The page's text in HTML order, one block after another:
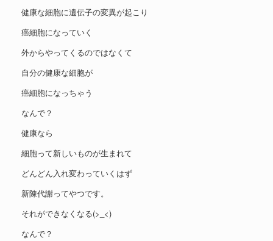
健康な細胞に遺伝子の変異が起こり
癌細胞になっていく
外からやってくるのではなくて
自分の健康な細胞が
癌細胞になっちゃう
なんで？
健康なら
細胞って新しいものが生まれて
どんどん入れ変わっていくはず
新陳代謝ってやつです。
それができなくなる(>_<)
なんで？